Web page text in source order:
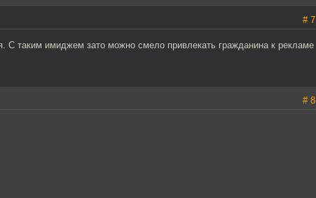
# 7
С таким имиджем зато можно смело привлекать гражданина к рекламе
# 8